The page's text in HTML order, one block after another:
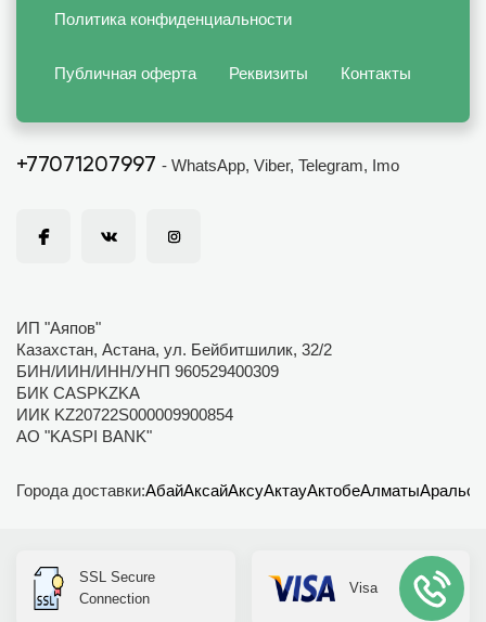
Политика конфиденциальности
Публичная оферта Реквизиты Контакты
+77071207997 - WhatsApp, Viber, Telegram, Imo
ИП "Аяпов"
Казахстан, Астана, ул. Бейбитшилик, 32/2
БИН/ИИН/ИНН/УНП 960529400309
БИК CASPKZKA
ИИК KZ20722S000009900854
АО "KASPI BANK"
Города доставки:АбайАксайАксуАктауАктобеАлматыАральск
SSL Secure
Connection
Visa